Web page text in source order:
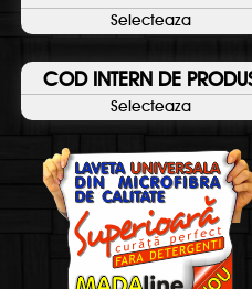
Selecteaza
COD INTERN DE
Selecteaza